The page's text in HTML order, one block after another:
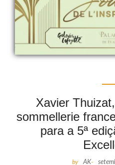
Xavier
sommellerie
para a 5ª
by AK-